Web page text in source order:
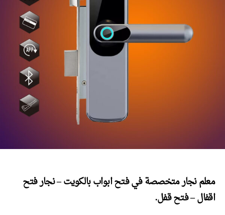
معلم نجار متخصصة في فتح ابواب بالكويت – نجار فتح
اقفال – فتح قفل.